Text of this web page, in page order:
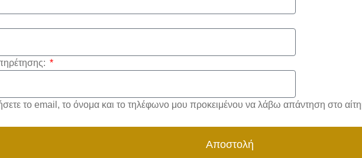
το email, το όνομα και το τηλέφωνο μου προκειμένου να λάβω απάντηση στο
Αποστολή